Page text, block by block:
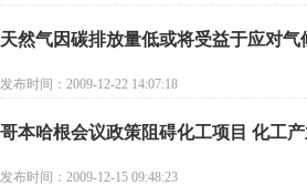
天然气因碳排放量低或将受益于应对气
发布时间：2009-12-22 14:07:18
哥本哈根会议政策阻碍化工项目 化工
发布时间：2009-12-15 09:48:23